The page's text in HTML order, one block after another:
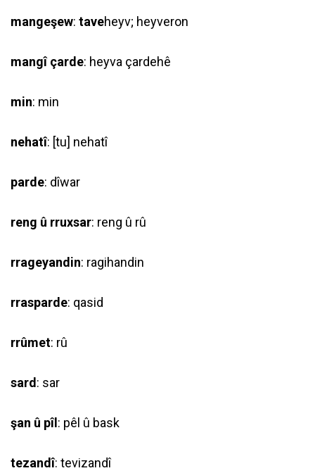
mangeşew: taveheyv; heyveron
mangî çarde: heyva çardehê
min: min
nehatî: [tu] nehatî
parde: dîwar
reng û rruxsar: reng û rû
rrageyandin: ragihandin
rrasparde: qasid
rrûmet: rû
sard : sar
şan û pîl : pêl û bask
tezandî: tevizandî